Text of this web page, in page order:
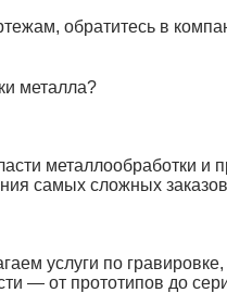
обратитесь в
металла?
металлообработки
самых сложных
услуги по
— от прототипов до